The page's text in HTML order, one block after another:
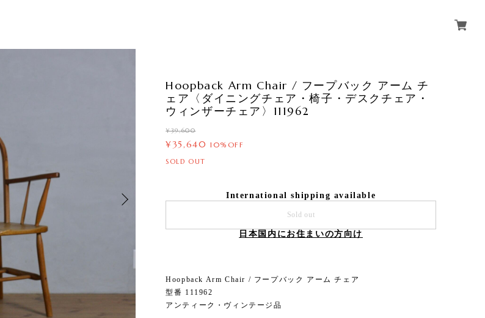
Hoopback Arm Chair / フープバック アーム チ
ェア〈ダイニングチェア・椅子・デスクチェア・
ウィンザーチェア〉111962
¥39,600
¥35,640 10%OFF
SOLD OUT
International shipping available
Sold out
日本国内にお住まいの方向け
Hoopback Arm Chair / フープバック アーム チェア
型番 111962
アンティーク・ヴィンテージ品